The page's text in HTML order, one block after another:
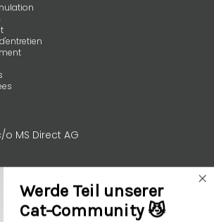
MS Direct AG
Werde Teil unserer
Cat-Community 😼